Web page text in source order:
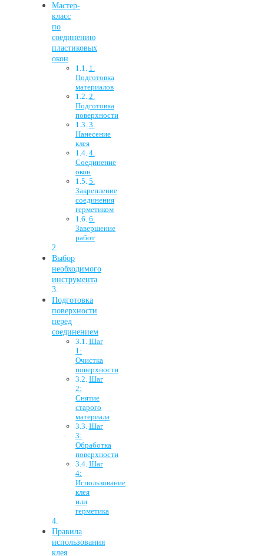
Мастер-
класс
по
соединению
пластиковых
окон
1.
Подготовка
материалов
2.
Подготовка
поверхности
3.
Нанесение
клея
4.
Соединение
окон
5.
Закрепление
соединения
герметиком
6.
Завершение
работ
Выбор
необходимого
инструмента
Подготовка
поверхности
перед
соединением
Шаг
1:
Очистка
поверхности
Шаг
2:
Снятие
старого
материала
Шаг
3:
Обработка
поверхности
Шаг
4:
Использование
клея
или
герметика
Правила
использования
клея